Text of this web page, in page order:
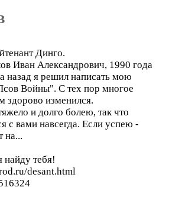
Динго.
Иван Александрович, 1990 года
назад я решил написать мою
Войны". С тех пор многое
здорово изменился.
и долго болею, так что
с вами навсегда. Если успею -
на...
найду тебя!
desant.html